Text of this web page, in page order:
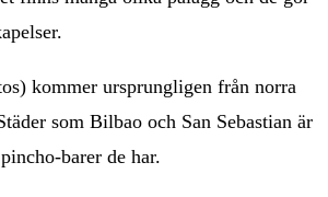
kommer ursprungligen från norra
som Bilbao och San Sebastian är
barer de har.